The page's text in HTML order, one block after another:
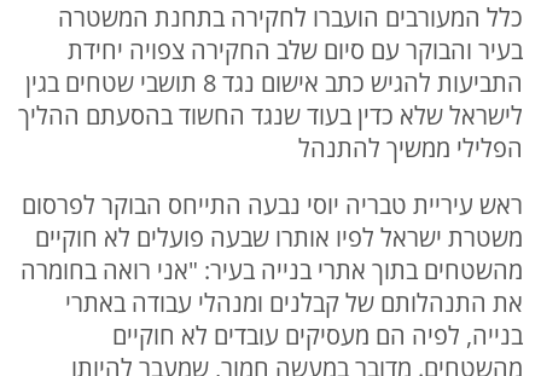
כלל המעורבים הועברו לחקירה בתחנת המשטרה
בעיר והבוקר עם סיום שלב החקירה צפויה יחידת
התביעות להגיש כתב אישום נגד 8 תושבי שטחים בגין
לישראל שלא כדין בעוד שנגד החשוד בהסעתם ההליך
הפלילי ממשיך להתנהל
ראש עיריית טבריה יוסי נבעה התייחס הבוקר לפרסום
משטרת ישראל לפיו אותרו שבעה פועלים לא חוקיים
מהשטחים בתוך אתרי בנייה בעיר: "אני רואה בחומרה
את התנהלותם של קבלנים ומנהלי עבודה באתרי
בנייה, לפיה הם מעסיקים עובדים לא חוקיים
מהשטחים. מדובר במעשה חמור, שמעבר להיותו